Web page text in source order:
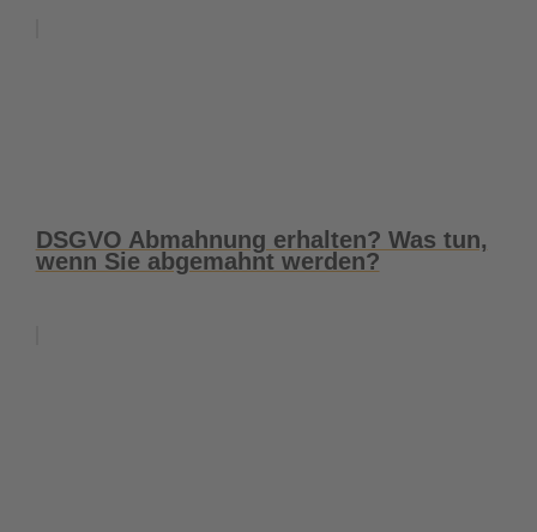
DSGVO Abmahnung erhalten? Was tun,
wenn Sie abgemahnt werden?